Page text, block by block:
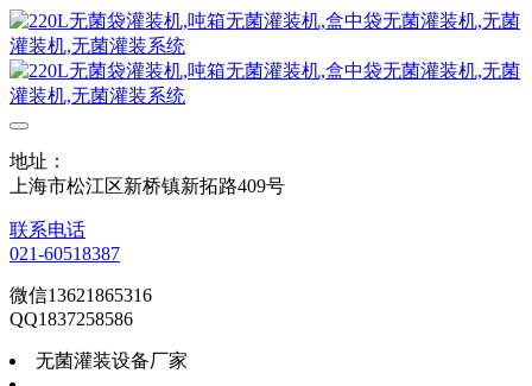
地址：
上海市松江区新桥镇新拓路409号
联系电话
021-60518387
微信13621865316
QQ1837258586
无菌灌装设备厂家